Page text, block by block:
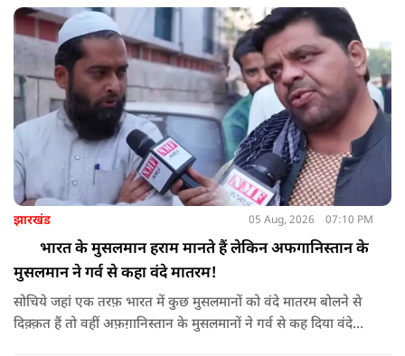
झारखंड 05 Aug, 2026 07:10 PM
भारत के मुसलमान हराम मानते हैं लेकिन अफगानिस्तान के
मुसलमान ने गर्व से कहा वंदे मातरम!
सोचिये जहां एक तरफ़ भारत में कुछ मुसलमानों को वंदे मातरम बोलने से
दिक़्क़त हैं तो वहीं अफ़ग़ानिस्तान के मुसलमानों ने गर्व से कह दिया वंदे